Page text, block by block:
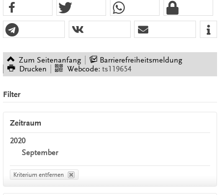
Zum Seitenanfang
Barrierefreiheitsmeldung
Drucken
Webcode: ts119654
Filter
Zeitraum
2020
September
Kriterium entfernen